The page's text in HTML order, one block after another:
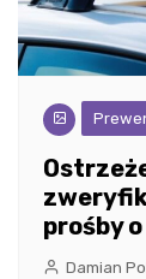
prośby
Damian